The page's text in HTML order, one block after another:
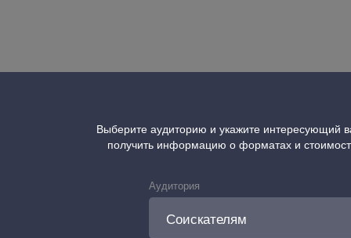
Выберите аудиторию и укажите интересующий
получить информацию о форматах и
Аудитория